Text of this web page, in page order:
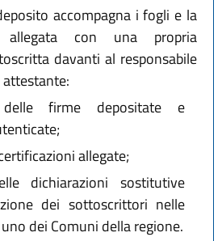
accompagna i fogli e la
allegata con una propria
davanti al responsabile
firme depositate e
allegate;
dichiarazioni sostitutive
dei sottoscrittori nelle
dei Comuni della regione.